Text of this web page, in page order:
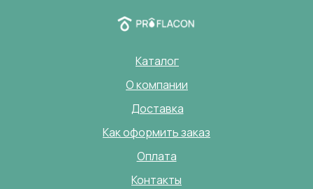
О компании
Каталог
Доставка
Оплата
Как оформить заказ
Контакты